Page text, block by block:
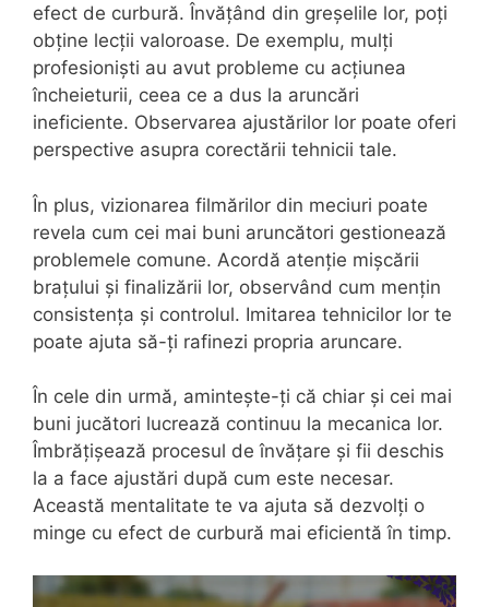
efect de curbură. Învățând din greșelile lor, poți
obține lecții valoroase. De exemplu, mulți
profesioniști au avut probleme cu acțiunea
încheieturii, ceea ce a dus la aruncări
ineficiente. Observarea ajustărilor lor poate oferi
perspective asupra corectării tehnicii tale.
În plus, vizionarea filmărilor din meciuri poate
revela cum cei mai buni aruncători gestionează
problemele comune. Acordă atenție mișcării
brațului și finalizării lor, observând cum mențin
consistența și controlul. Imitarea tehnicilor lor te
poate ajuta să-ți rafinezi propria aruncare.
În cele din urmă, amintește-ți că chiar și cei mai
buni jucători lucrează continuu la mecanica lor.
Îmbrățișează procesul de învățare și fii deschis
la a face ajustări după cum este necesar.
Această mentalitate te va ajuta să dezvolți o
minge cu efect de curbură mai eficientă în timp.